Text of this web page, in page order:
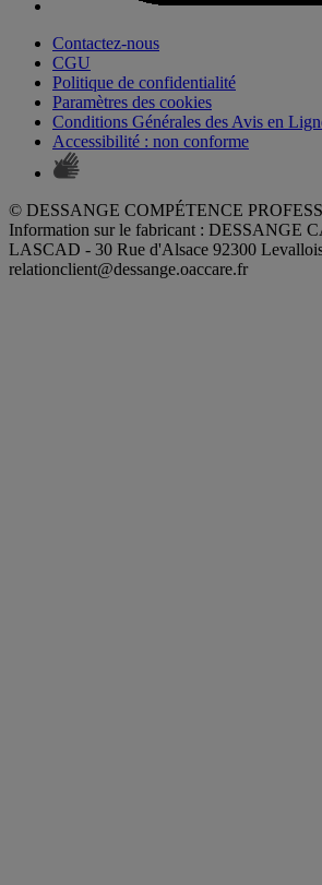
Contactez-nous
CGU
Politique de confidentialité
Paramètres des cookies
Conditions Générales des Avis en
Accessibilité : non conforme
© DESSANGE COMPÉTENCE
Information sur le fabricant : DESSANGE
LASCAD - 30 Rue d'Alsace 92300
relationclient@dessange.oaccare.fr